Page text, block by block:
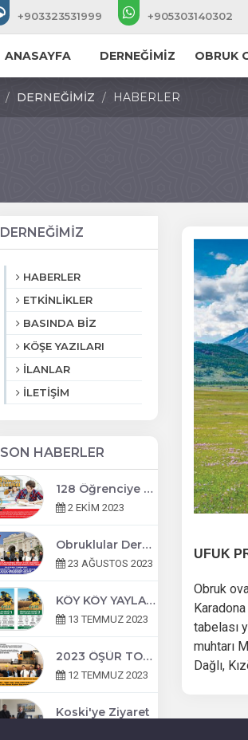
+903323531999 +905303140302
ANASAYFA DERNEĞİMİZ OBRUK
DERNEĞİMİZ HABERLER
DERNEĞİMİZ
HABERLER
ETKİNLİKLER
BASINDA BİZ
KÖŞE YAZILARI
İLANLAR
İLETİŞİM
SON HABERLER
128 Öğrenciye Burs Desteği
2 EKİM 2023
Obruklular Derneği Burs Başvuruları Başlıyor!
23 AĞUSTOS 2023
KÖY KÖY YAYLA YAYLA ÖŞÜR TOPLAMA TAKVİMİ VE EKİPDE GÖREVLİ GÖNÜLLÜLER
13 TEMMUZ 2023
2023 ÖŞÜR TOPLAMA TAKVİMİ
12 TEMMUZ 2023
Koski'ye Ziyaret
UFUK
Obruk
tabelası
muhtarı
Dağlı,